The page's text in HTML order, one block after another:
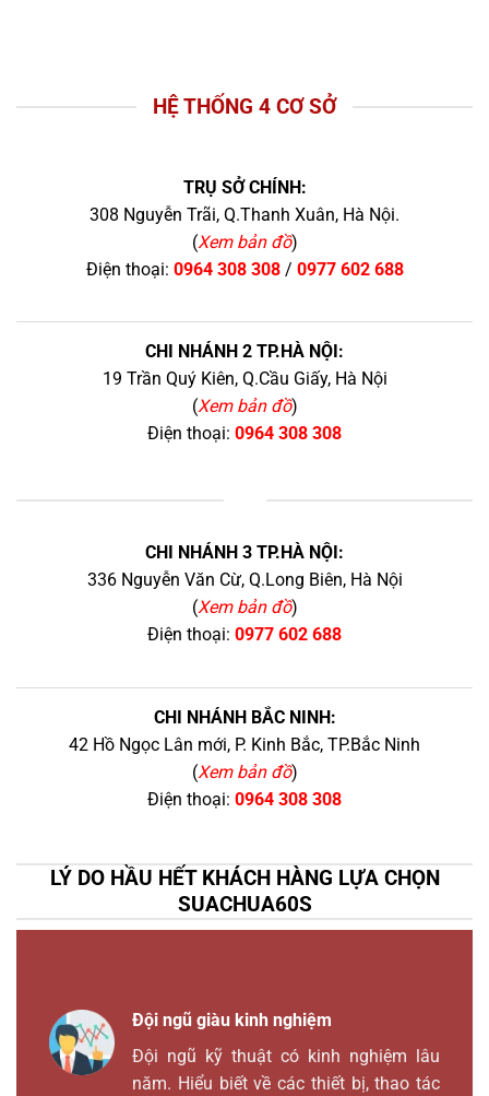
HỆ THỐNG 4 CƠ SỞ
TRỤ SỞ CHÍNH:
308 Nguyễn Trãi, Q.Thanh Xuân, Hà Nội.
(Xem bản đồ)
Điện thoại: 0964 308 308/ 0977 602 688
CHI NHÁNH 2 TP.HÀ NỘI:
19 Trần Quý Kiên, Q.Cầu Giấy, Hà Nội
(Xem bản đồ)
Điện thoại: 0964 308 308
CHI NHÁNH 3 TP.HÀ NỘI:
336 Nguyễn Văn Cừ, Q.Long Biên, Hà Nội
(Xem bản đồ)
Điện thoại: 0977 602 688
CHI NHÁNH BẮC NINH:
42 Hồ Ngọc Lân mới, P. Kinh Bắc, TP.Bắc Ninh
(Xem bản đồ)
Điện thoại: 0964 308 308
LÝ DO HẦU HẾT KHÁCH HÀNG LỰA CHỌN
SUACHUA60S
Đội ngũ giàu kinh nghiệm
Đội ngũ kỹ thuật có kinh nghiệm lâu
năm. Hiểu biết về các thiết bị, thao tác